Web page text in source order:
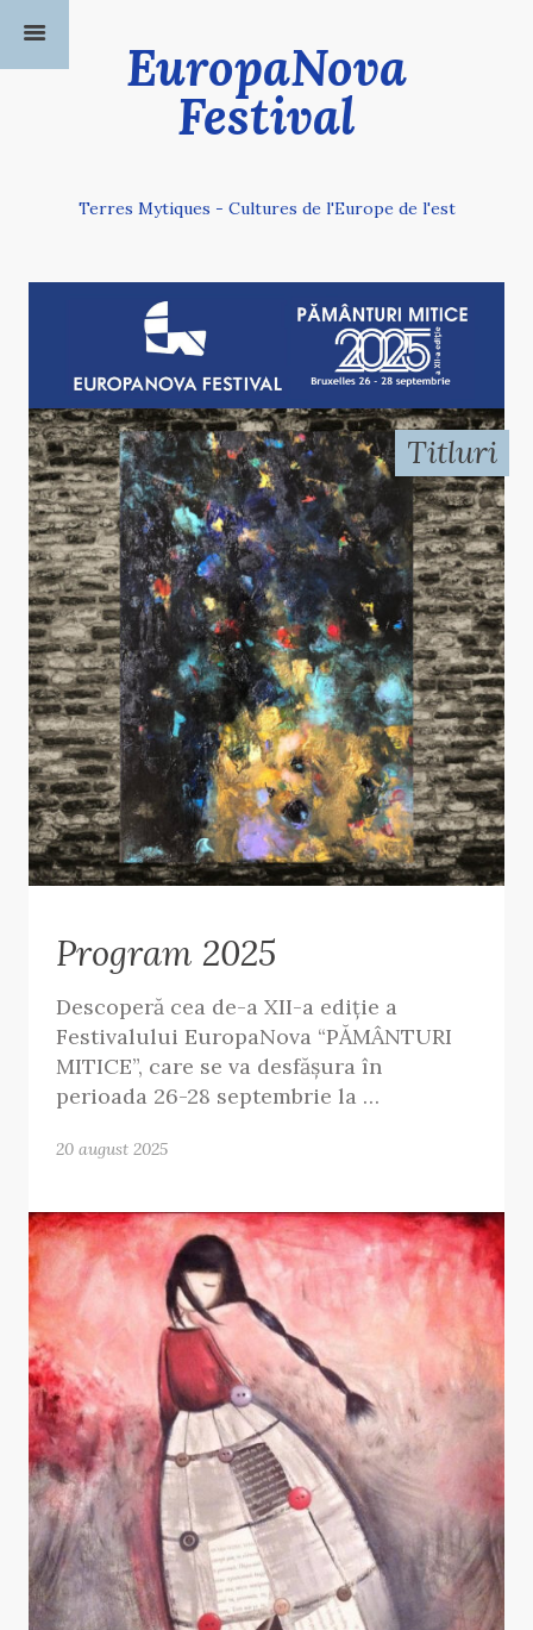
EuropaNova
Festival
Terres Mytiques - Cultures de l'Europe de l'est
Titluri
Program 2025
Descoperă cea de-a XII-a ediție a
Festivalului EuropaNova “PĂMÂNTURI
MITICE”, care se va desfășura în
perioada 26-28 septembrie la …
20 august 2025